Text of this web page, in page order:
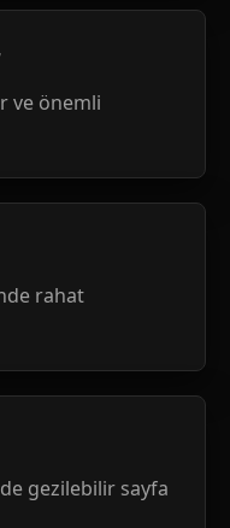
ve önemli
rahat
gezilebilir sayfa